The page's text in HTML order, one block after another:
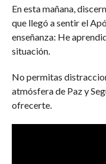
En esta mañana,
que llegó a sentir el
enseñanza: He
situación.
No permitas
atmósfera de Paz y
ofrecerte.